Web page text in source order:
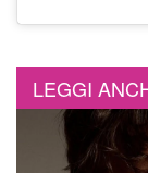
LEGGI